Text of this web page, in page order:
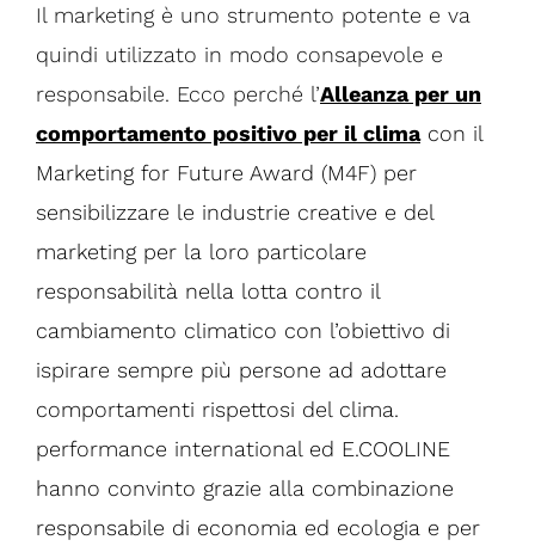
Il marketing è uno strumento potente e va
quindi utilizzato in modo consapevole e
responsabile. Ecco perché l’Alleanza per un
comportamento positivo per il climacon il
Marketing for Future Award (M4F) per
sensibilizzare le industrie creative e del
marketing per la loro particolare
responsabilità nella lotta contro il
cambiamento climatico con l’obiettivo di
ispirare sempre più persone ad adottare
comportamenti rispettosi del clima.
performance international ed E.COOLINE
hanno convinto grazie alla combinazione
responsabile di economia ed ecologia e per